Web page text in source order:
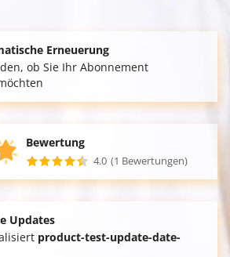
Erneuerung
ob Sie Ihr Abonnement
Bewertung
4.0 (1 Bewertungen)
Updates
product-test-update-date-